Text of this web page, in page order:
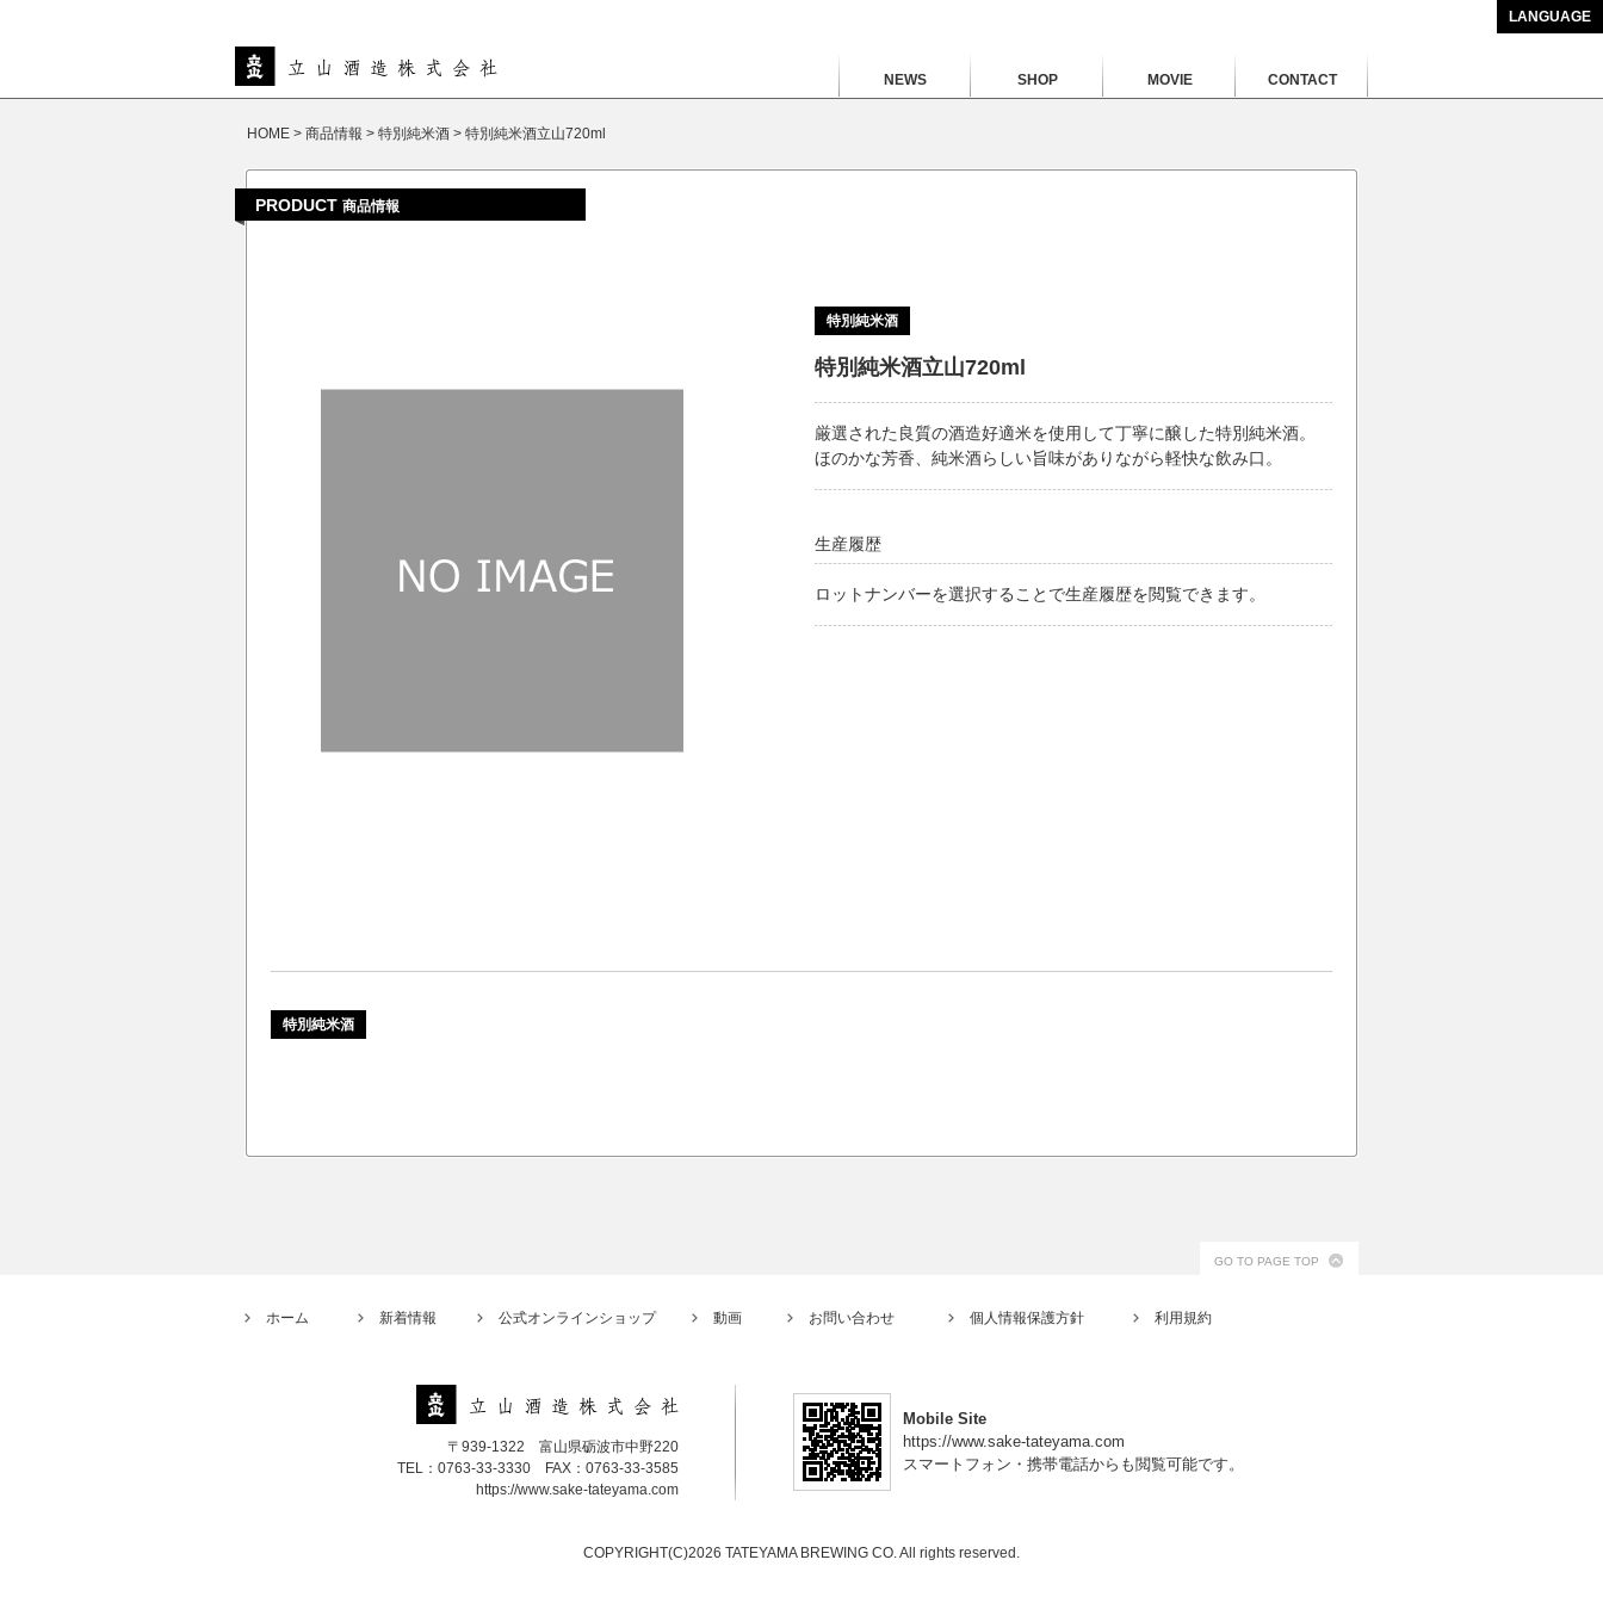
LANGUAGE
NEWS SHOP MOVIE CONTACT
HOME > 商品情報 > 特別純米酒 > 特別純米酒立山720ml
PRODUCT 商品情報
特別純米酒
特別純米酒立山720ml
厳選された良質の酒造好適米を使用して丁寧に醸した特別純米酒。
ほのかな芳香、純米酒らしい旨味がありながら軽快な飲み口。
生産履歴
ロットナンバーを選択することで生産履歴を閲覧できます。
特別純米酒
GO TO PAGE TOP
ホーム 新着情報 公式オンラインショップ 動画 お問い合わせ 個人情報保護方針 利用規約
〒939-1322 富山県砺波市中野220
TEL：0763-33-3330 FAX：0763-33-3585
https://www.sake-tateyama.com
Mobile Site
https://www.sake-tateyama.com
スマートフォン・携帯電話からも閲覧可能です。
COPYRIGHT(C)2026 TATEYAMA BREWING CO. All rights reserved.